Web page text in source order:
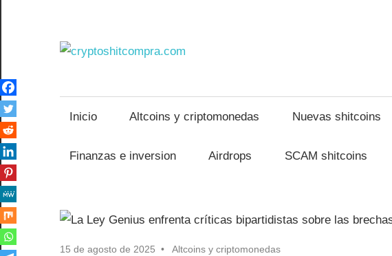
contenido
Inicio Altcoins y criptomonedas Nuevas shitcoins
Finanzas e inversion Airdrops SCAM shitcoins
15 de agosto de 2025 Altcoins y criptomonedas